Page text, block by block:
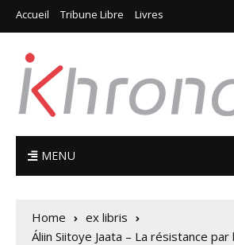
Accueil Tribune Libre Livres
MENU
Home
ex libris
Áliin Siitoye Jaata – La résistance